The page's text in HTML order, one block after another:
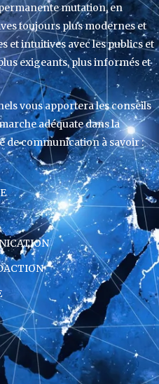
mutation, en
toujours plus modernes et
et intuitives avec les publics et
exigeants, plus informés et
vous apportera les conseils
adéquate dans la
de communication à savoir :